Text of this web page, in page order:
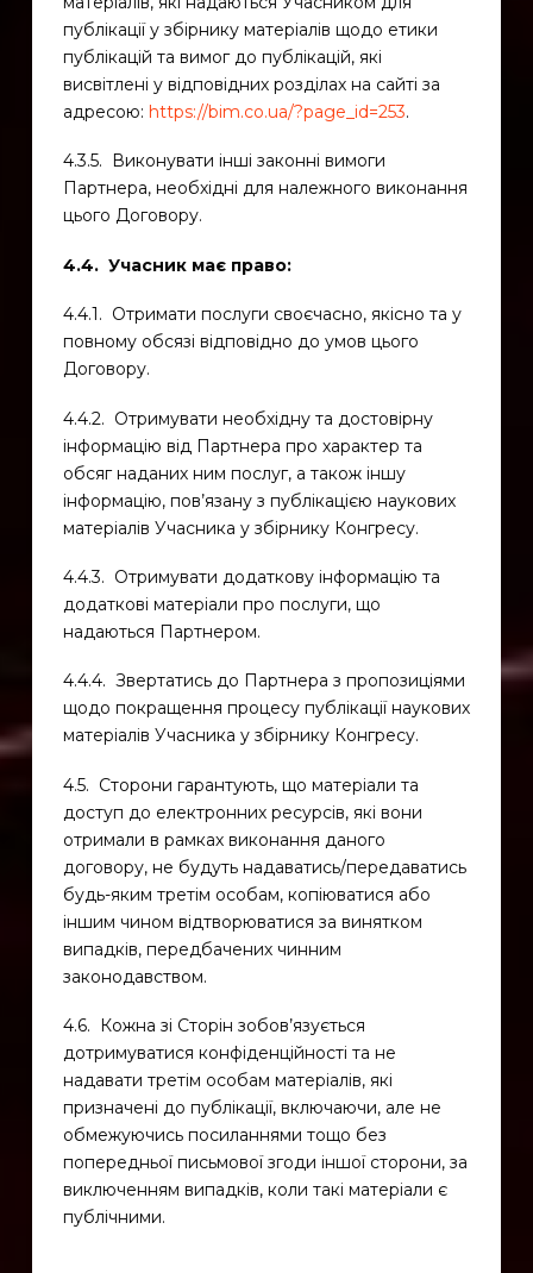
публікації у збірнику матеріалів щодо етики
публікацій та вимог до публікацій, які
висвітлені у відповідних розділах на сайті за
адресою: https://bim.co.ua/?page_id=253.
4.3.5. Виконувати інші законні вимоги
Партнера, необхідні для належного виконання
цього Договору.
4.4. Учасник має право:
4.4.1. Отримати послуги своєчасно, якісно та у
повному обсязі відповідно до умов цього
Договору.
4.4.2. Отримувати необхідну та достовірну
інформацію від Партнера про характер та
обсяг наданих ним послуг, а також іншу
інформацію, пов’язану з публікацією наукових
матеріалів Учасника у збірнику Конгресу.
4.4.3. Отримувати додаткову інформацію та
додаткові матеріали про послуги, що
надаються Партнером.
4.4.4. Звертатись до Партнера з пропозиціями
щодо покращення процесу публікації наукових
матеріалів Учасника у збірнику Конгресу.
4.5. Сторони гарантують, що матеріали та
доступ до електронних ресурсів, які вони
отримали в рамках виконання даного
договору, не будуть надаватись/передаватись
будь-яким третім особам, копіюватися або
іншим чином відтворюватися за винятком
випадків, передбачених чинним
законодавством.
4.6. Кожна зі Сторін зобов’язується
дотримуватися конфіденційності та не
надавати третім особам матеріалів, які
призначені до публікації, включаючи, але не
обмежуючись посиланнями тощо без
попередньої письмової згоди іншої сторони, за
виключенням випадків, коли такі матеріали є
публічними.